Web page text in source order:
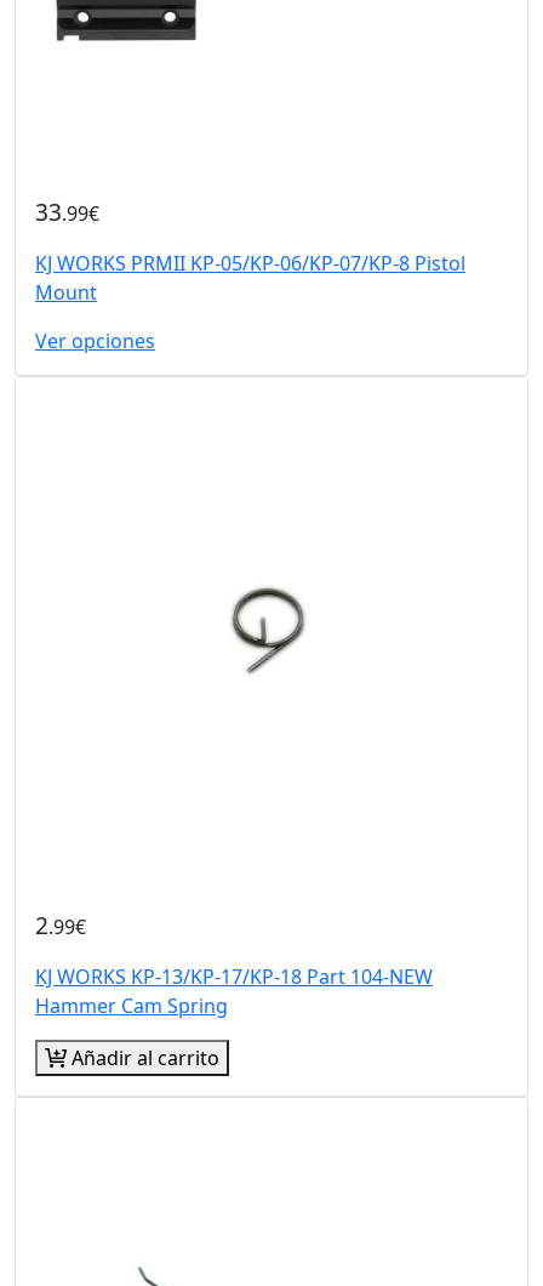
33.99€
KJ WORKS PRMII KP-05/KP-06/KP-07/KP-8 Pistol
Mount
Ver opciones
2.99€
KJ WORKS KP-13/KP-17/KP-18 Part 104-NEW
Hammer Cam Spring
Añadir al carrito